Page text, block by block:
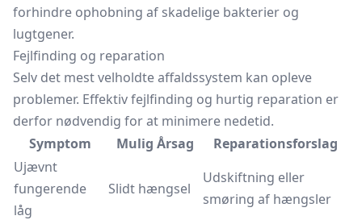
forhindre ophobning af skadelige bakterier og
lugtgener.
Fejlfinding og reparation
Selv det mest velholdte affaldssystem kan opleve
problemer. Effektiv fejlfinding og hurtig reparation er
derfor nødvendig for at minimere nedetid.
Symptom
Mulig Årsag
Reparationsforslag
Ujævnt
fungerende
låg
Slidt hængsel
Udskiftning eller
smøring af hængsler